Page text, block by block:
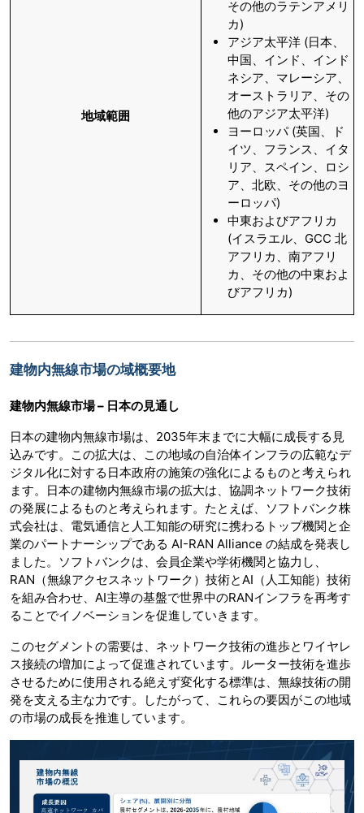
地域範囲
その他のラテンアメリ
カ)
アジア太平洋 (日本、
中国、インド、インド
ネシア、マレーシア、
オーストラリア、その
他のアジア太平洋)
ヨーロッパ (英国、ド
イツ、フランス、イタ
リア、スペイン、ロシ
ア、北欧、その他のヨ
ーロッパ)
中東およびアフリカ
(イスラエル、GCC 北
アフリカ、南アフリ
カ、その他の中東およ
びアフリカ)
建物内無線市場の域概要地
建物内無線市場 – 日本の見通し
日本の建物内無線市場は、2035年末までに大幅に成長する見
込みです。この拡大は、この地域の自治体インフラの広範なデ
ジタル化に対する日本政府の施策の強化によるものと考えられ
ます。日本の建物内無線市場の拡大は、協調ネットワーク技術
の発展によるものと考えられます。たとえば、ソフトバンク株
式会社は、電気通信と人工知能の研究に携わるトップ機関と企
業のパートナーシップである AI-RAN Alliance の結成を発表し
ました。ソフトバンクは、会員企業や学術機関と協力し、
RAN（無線アクセスネットワーク）技術とAI（人工知能）技術
を組み合わせ、AI主導の基盤で世界中のRANインフラを再考す
ることでイノベーションを促進していきます。
このセグメントの需要は、ネットワーク技術の進歩とワイヤレ
ス接続の増加によって促進されています。ルーター技術を進歩
させるために使用される絶えず変化する標準は、無線技術の開
発を支える主な力です。したがって、これらの要因がこの地域
の市場の成長を推進しています。